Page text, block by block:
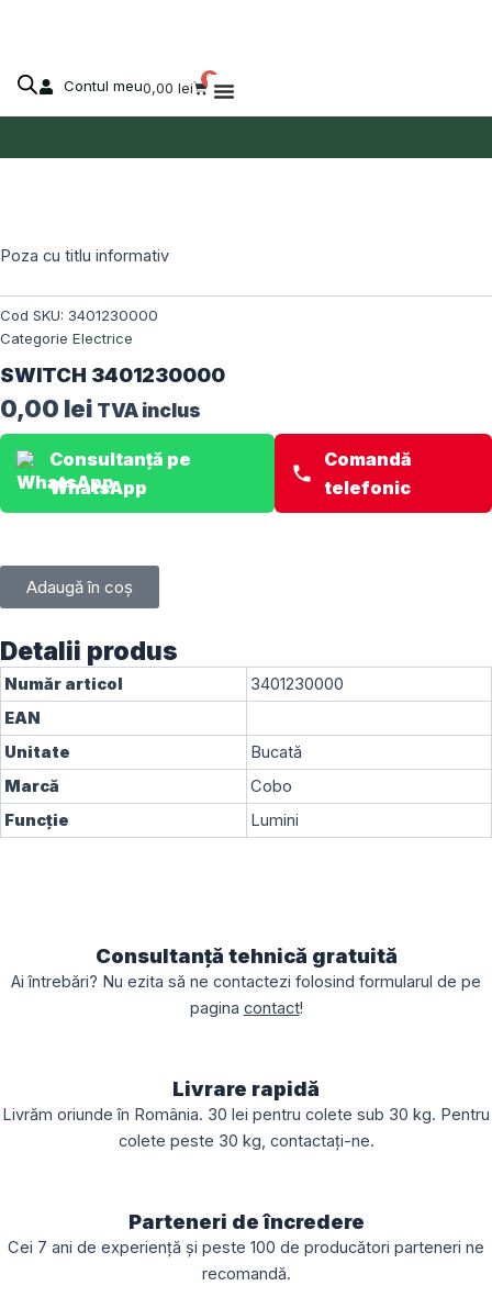
Contul meu0,00 lei
0
Cart
Poza cu titlu informativ
Cod SKU: 3401230000
Categorie Electrice
SWITCH 3401230000
0,00 lei TVA inclus
Consultanță pe
WhatsApp
Comandă
telefonic
Adaugă în coș
Detalii produs
Număr articol
3401230000
EAN
Unitate
Bucată
Marcă
Cobo
Funcție
Lumini
Consultanță tehnică gratuită
Ai întrebări? Nu ezita să ne contactezi folosind formularul de pe
pagina contact!
Livrare rapidă
Livrăm oriunde în România. 30 lei pentru colete sub 30 kg. Pentru
colete peste 30 kg, contactați-ne.
Parteneri de încredere
Cei 7 ani de experiență și peste 100 de producători parteneri ne
recomandă.